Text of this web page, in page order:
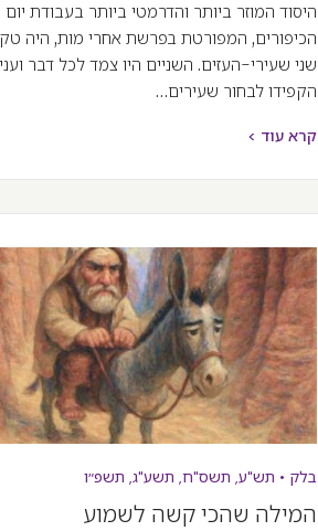
היסוד המוזר ביותר והדרמטי ביותר בעבודת יום
הכיפורים, המפורטת בפרשת אחרי מות, היה
שני שעירי-העזים. השניים היו צמד לכל דבר
הקפידו לבחור שעירים…
קרא עוד >
בלק • תש"ע, תשס"ח, תשע"ג, תשפ״ו
המילה שהכי קשה לשמוע